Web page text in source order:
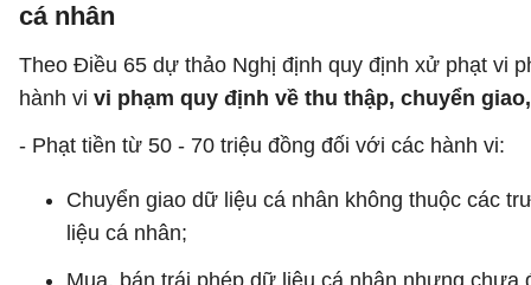
cá nhân
Theo Điều 65 dự thảo Nghị định quy định xử phạt vi
hành vi vi phạm quy định về thu thập, chuyển
- Phạt tiền từ 50 - 70 triệu đồng đối với các hành vi:
Chuyển giao dữ liệu cá nhân không thuộc các
liệu cá nhân;
Mua, bán trái phép dữ liệu cá nhân nhưng